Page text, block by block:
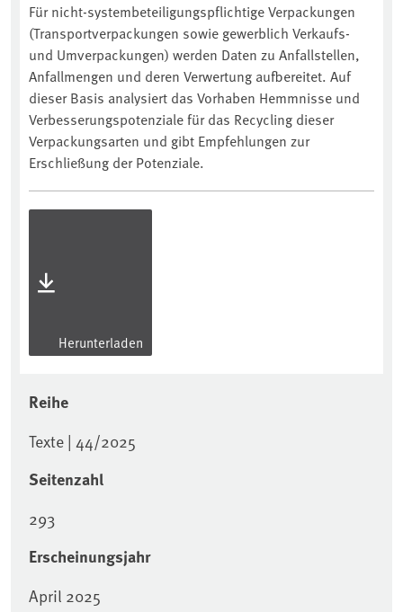
Für nicht-systembeteiligungspflichtige Verpackungen
(Transportverpackungen sowie gewerblich Verkaufs-
und Umverpackungen) werden Daten zu Anfallstellen,
Anfallmengen und deren Verwertung aufbereitet. Auf
dieser Basis analysiert das Vorhaben Hemmnisse und
Verbesserungspotenziale für das Recycling dieser
Verpackungsarten und gibt Empfehlungen zur
Erschließung der Potenziale.
Herunterladen
Reihe
Texte | 44/2025
Seitenzahl
293
Erscheinungsjahr
April 2025